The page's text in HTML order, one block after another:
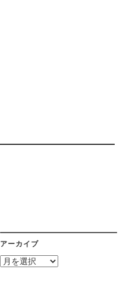
アーカイブ
ア